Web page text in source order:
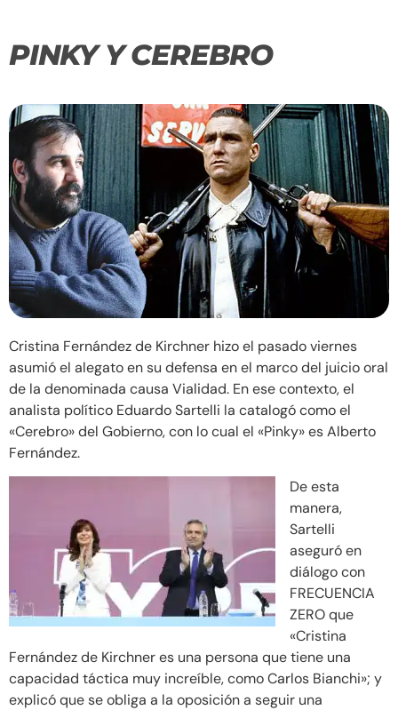
PINKY Y CEREBRO
Cristina Fernández de Kirchner hizo el pasado viernes
asumió el alegato en su defensa en el marco del juicio oral
de la denominada causa Vialidad. En ese contexto, el
analista político Eduardo Sartelli la catalogó como el
«Cerebro» del Gobierno, con lo cual el «Pinky» es Alberto
Fernández.
De esta
manera,
Sartelli
aseguró en
diálogo con
FRECUENCIA
ZERO que
«Cristina
Fernández de Kirchner es una persona que tiene una
capacidad táctica muy increíble, como Carlos Bianchi»; y
explicó que se obliga a la oposición a seguir una